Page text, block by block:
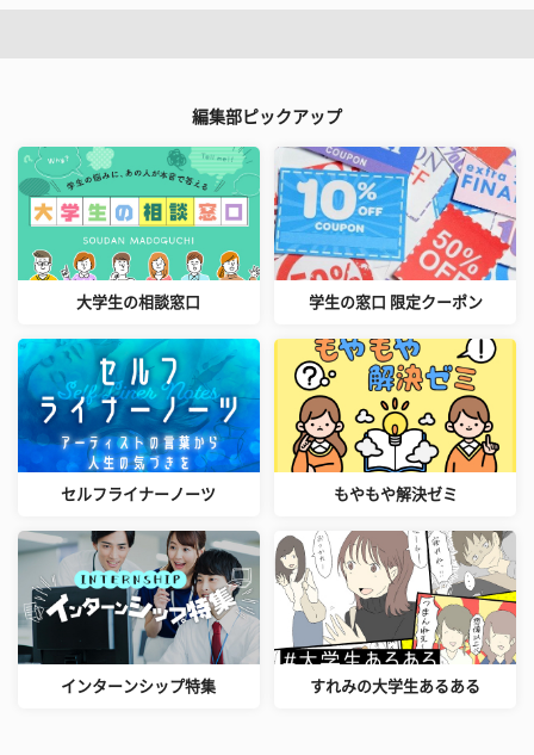
編集部ピックアップ
大学生の相談窓口 学生の窓口 限定クーポン
セルフライナーノーツ もやもや解決ゼミ
インターンシップ特集 すれみの大学生あるある